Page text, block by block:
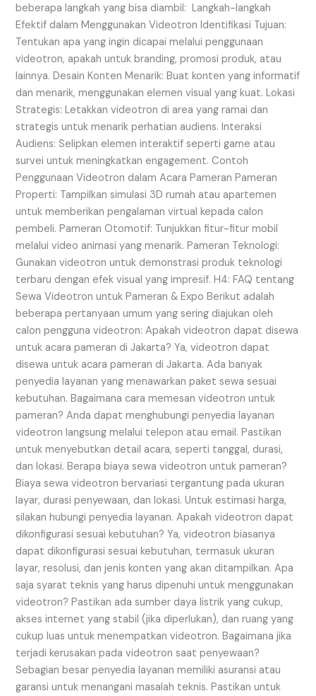
beberapa langkah yang bisa diambil: Langkah-langkah
Efektif dalam Menggunakan Videotron Identifikasi Tujuan:
Tentukan apa yang ingin dicapai melalui penggunaan
videotron, apakah untuk branding, promosi produk, atau
lainnya. Desain Konten Menarik: Buat konten yang informatif
dan menarik, menggunakan elemen visual yang kuat. Lokasi
Strategis: Letakkan videotron di area yang ramai dan
strategis untuk menarik perhatian audiens. Interaksi
Audiens: Selipkan elemen interaktif seperti game atau
survei untuk meningkatkan engagement. Contoh
Penggunaan Videotron dalam Acara Pameran Pameran
Properti: Tampilkan simulasi 3D rumah atau apartemen
untuk memberikan pengalaman virtual kepada calon
pembeli. Pameran Otomotif: Tunjukkan fitur-fitur mobil
melalui video animasi yang menarik. Pameran Teknologi:
Gunakan videotron untuk demonstrasi produk teknologi
terbaru dengan efek visual yang impresif. H4: FAQ tentang
Sewa Videotron untuk Pameran & Expo Berikut adalah
beberapa pertanyaan umum yang sering diajukan oleh
calon pengguna videotron: Apakah videotron dapat disewa
untuk acara pameran di Jakarta? Ya, videotron dapat
disewa untuk acara pameran di Jakarta. Ada banyak
penyedia layanan yang menawarkan paket sewa sesuai
kebutuhan. Bagaimana cara memesan videotron untuk
pameran? Anda dapat menghubungi penyedia layanan
videotron langsung melalui telepon atau email. Pastikan
untuk menyebutkan detail acara, seperti tanggal, durasi,
dan lokasi. Berapa biaya sewa videotron untuk pameran?
Biaya sewa videotron bervariasi tergantung pada ukuran
layar, durasi penyewaan, dan lokasi. Untuk estimasi harga,
silakan hubungi penyedia layanan. Apakah videotron dapat
dikonfigurasi sesuai kebutuhan? Ya, videotron biasanya
dapat dikonfigurasi sesuai kebutuhan, termasuk ukuran
layar, resolusi, dan jenis konten yang akan ditampilkan. Apa
saja syarat teknis yang harus dipenuhi untuk menggunakan
videotron? Pastikan ada sumber daya listrik yang cukup,
akses internet yang stabil (jika diperlukan), dan ruang yang
cukup luas untuk menempatkan videotron. Bagaimana jika
terjadi kerusakan pada videotron saat penyewaan?
Sebagian besar penyedia layanan memiliki asuransi atau
garansi untuk menangani masalah teknis. Pastikan untuk